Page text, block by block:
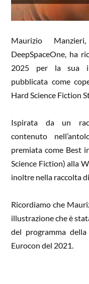
Maurizio
DeepSpaceOne, ha
2025 per la sua
pubblicata come
Hard Science Fiction
Ispirata da un
contenuto
premiata come Best
Science Fiction) alla
inoltre nella raccolta
Ricordiamo che
illustrazione che è
del programma
Eurocon del 2021.